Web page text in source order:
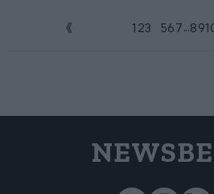
1 23 56 7 ...8 9